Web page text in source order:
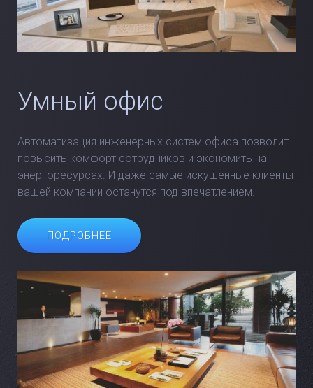
Умный офис
Автоматизация инженерных систем офиса позволит
повысить комфорт сотрудников и экономить на
энергоресурсах. И даже самые искушенные клиенты
вашей компании останутся под впечатлением.
ПОДРОБНЕЕ